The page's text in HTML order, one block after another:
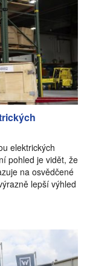
elektrických
pohled je vidět, že
na osvědčené
lepší výhled